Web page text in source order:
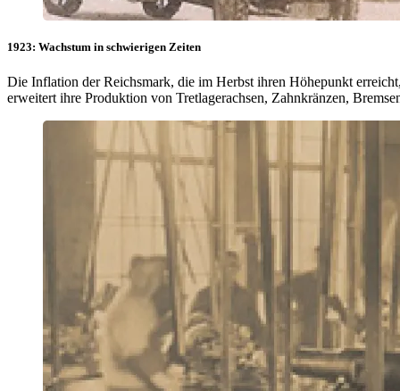
1923: Wachstum in schwierigen Zeiten
Die Inflation der Reichsmark, die im Herbst ihren Höhepunkt
erweitert ihre Produktion von Tretlagerachsen, Zahnkränzen,